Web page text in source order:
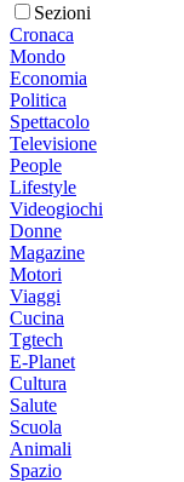
Sezioni
Cronaca
Mondo
Economia
Politica
Spettacolo
Televisione
People
Lifestyle
Videogiochi
Donne
Magazine
Motori
Viaggi
Cucina
Tgtech
E-Planet
Cultura
Salute
Scuola
Animali
Spazio